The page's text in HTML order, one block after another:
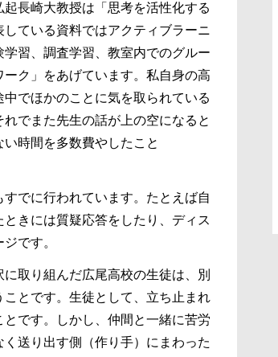
長崎大教授は「思考を活性化する
ている資料ではアクティブラーニ
習、調査学習、教室内でのグルー
ク」をあげています。私自身の高
でほかのことに気を取られている
でまた先生の話が上の空になると
時間を多数費やしたこと
でに行われています。たとえば自
きには質疑応答をしたり、ディス
です。
取り組んだ広尾高校の生徒は、別
とです。生徒として、立ち止まれ
です。しかし、仲間と一緒に苦労
送り出す側（作り手）にまわった